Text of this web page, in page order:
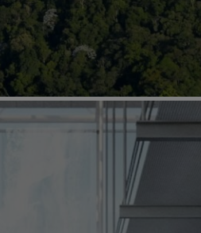
acadêmicas e multilaterais,
convidados a cotejar
espaço da vida social.
A crise enfrentada atualmente no
interdependência entre
cidade. Interdependência que
tema do 27º Congresso Mundial
nunca, temos a compreensão de
compartilhamos o mesmo planeta.